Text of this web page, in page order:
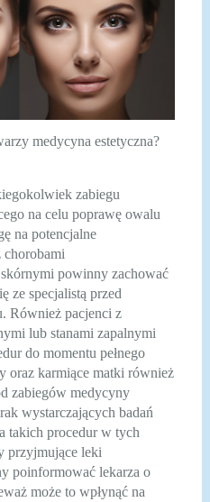
medycyna estetyczna?
zabiegu
na celu poprawę owalu
na potencjalne
powinny zachować
ze specjalistą przed
Również pacjenci z
lub stanami zapalnymi
do momentu pełnego
oraz karmiące matki również
zabiegów medycyny
wystarczających badań
takich procedur w tych
przyjmujące leki
poinformować lekarza o
może to wpłynąć na